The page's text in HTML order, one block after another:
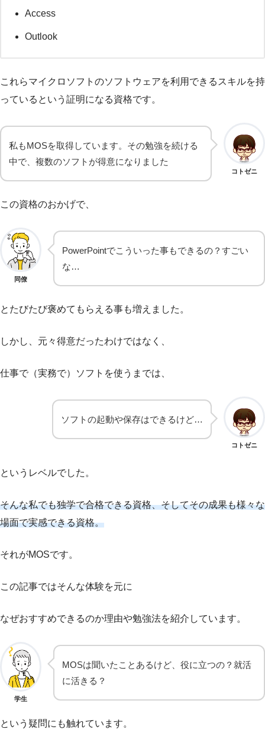
Access
Outlook
これらマイクロソフトのソフトウェアを利用できるスキルを持
っているという証明になる資格です。
コトゼニ
私もMOSを取得しています。その勉強を続ける
中で、複数のソフトが得意になりました
この資格のおかげで、
同僚
PowerPointでこういった事もできるの？すごい
な…
とたびたび褒めてもらえる事も増えました。
しかし、元々得意だったわけではなく、
仕事で（実務で）ソフトを使うまでは、
コトゼニ
ソフトの起動や保存はできるけど…
というレベルでした。
そんな私でも独学で合格できる資格、そしてその成果も様々な
場面で実感できる資格。
それがMOSです。
この記事ではそんな体験を元に
なぜおすすめできるのか理由や勉強法を紹介しています。
学生
MOSは聞いたことあるけど、役に立つの？就活
に活きる？
という疑問にも触れています。